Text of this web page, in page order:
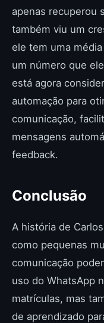
apenas recuperou
também viu um
ele tem uma
um número que
está agora
automação para
comunicação,
mensagens
feedback.
Conclusão
A história de
como pequenas
comunicação
uso do WhatsApp
matrículas, mas
de aprendizado